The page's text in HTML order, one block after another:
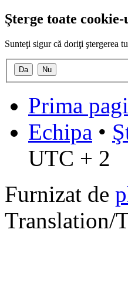
Şterge toate
Sunteţi sigur că doriţi ştergerea
Prima
Echipa •
UTC + 2
Furnizat de
Translation/